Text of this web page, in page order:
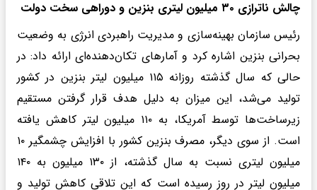
چالش ناترازی ۳۰ میلیون لیتری بنزین و دوراهی سخت دولت
رئیس سازمان بهینه‌سازی و مدیریت راهبردی انرژی به وضعیت
بحرانی بنزین اشاره کرد و آمارهای تکان‌دهنده‌ای ارائه داد: در
حالی که سال گذشته روزانه ۱۱۵ میلیون لیتر بنزین در کشور
تولید می‌شد، این میزان به دلیل هدف قرار گرفتن مستقیم
زیرساخت‌ها توسط آمریکا، به ۱۱۰ میلیون لیتر کاهش یافته
است. از سوی دیگر، مصرف بنزین کشور با افزایش چشمگیر ۱۰
میلیون لیتری نسبت به سال گذشته، از ۱۳۰ میلیون به ۱۴۰
میلیون لیتر در روز رسیده است که این تلاقی کاهش تولید و